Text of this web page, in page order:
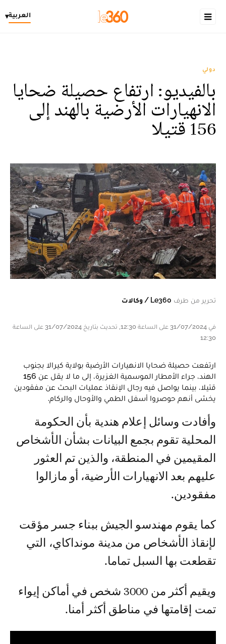
العربية▾
دولي
بالفيديو: ارتفاع حصيلة ضحايا
الانهيارات الأرضية بالهند إلى
156 قتيلا
تحرير من طرف Le360 / وكالات
في 31/07/2024 على الساعة 12:30, تحديث بتاريخ 31/07/2024 على الساعة
12:30
ارتفعت حصيلة ضحايا الانهيارات الأرضية بولاية كيرالا بجنوب
الهند، جراء الأمطار الموسمية الغزيرة، إلى ما لا يقل عن 156
قتيلا، بينما يواصل فيه رجال الإنقاذ عمليات البحث عن مفقودين
يخشى أنهم حوصروا أسفل الطمي والأوحال والركام.
وأفادت وسائل إعلام هندية بأن الحكومة
المحلية تقوم بجمع البيانات بشأن الأشخاص
المقيمين في المنطقة، والذين تم العثور
عليهم بعد الانهيارات الأرضية، أو مازالوا
مفقودين.
كما يقوم مهندسو الجيش ببناء جسر مؤقت
لإنقاذ الأشخاص من مدينة مونداكاي، التي
تقطعت بها السبل تماما.
ويقيم أكثر من 3000 شخص في أماكن إيواء
تمت إقامتها في مناطق أكثر أمنا.